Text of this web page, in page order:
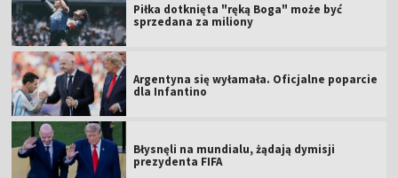
Piłka dotknięta "ręką Boga" może być
sprzedana za miliony
Argentyna się wyłamała. Oficjalne poparcie
dla Infantino
Błysnęli na mundialu, żądają dymisji
prezydenta FIFA